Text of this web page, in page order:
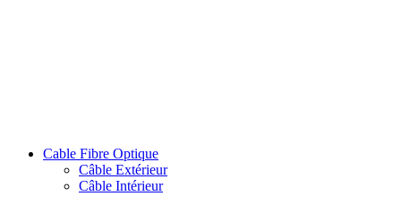
Cable Fibre Optique
Câble Extérieur
Câble Intérieur